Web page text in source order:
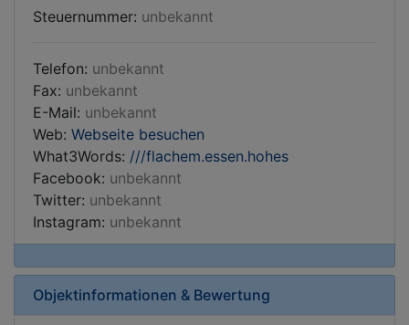
Steuernummer: unbekannt
Telefon: unbekannt
Fax: unbekannt
E-Mail: unbekannt
Web: Webseite besuchen
What3Words: ///flachem.essen.hohes
Facebook: unbekannt
Twitter: unbekannt
Instagram: unbekannt
Objektinformationen & Bewertung